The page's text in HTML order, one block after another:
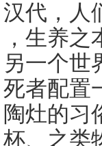
汉代，人
，生养
另一个世
死者配置
陶灶的习
杯、之类